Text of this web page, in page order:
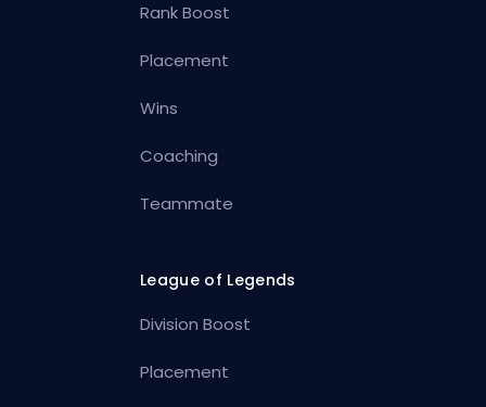
Rank Boost
Placement
Wins
Coaching
Teammate
League of Legends
Division Boost
Placement